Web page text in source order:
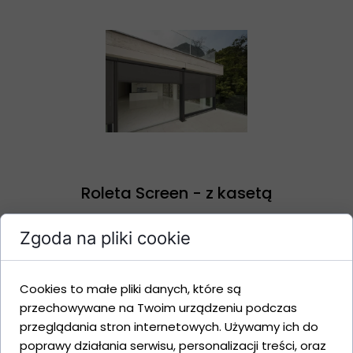
Rolety Przeciwsłoneczne w Kasetach
Rolety w kasetach
Roleta Screen - z kasetą
Zgoda na pliki cookie
Cookies to małe pliki danych, które są
przechowywane na Twoim urządzeniu podczas
przeglądania stron internetowych. Używamy ich do
poprawy działania serwisu, personalizacji treści, oraz